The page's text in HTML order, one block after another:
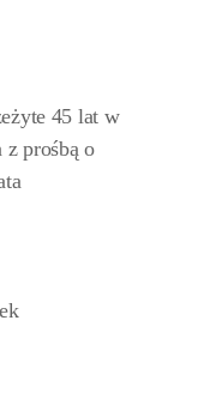
45 lat w
z prośbą o